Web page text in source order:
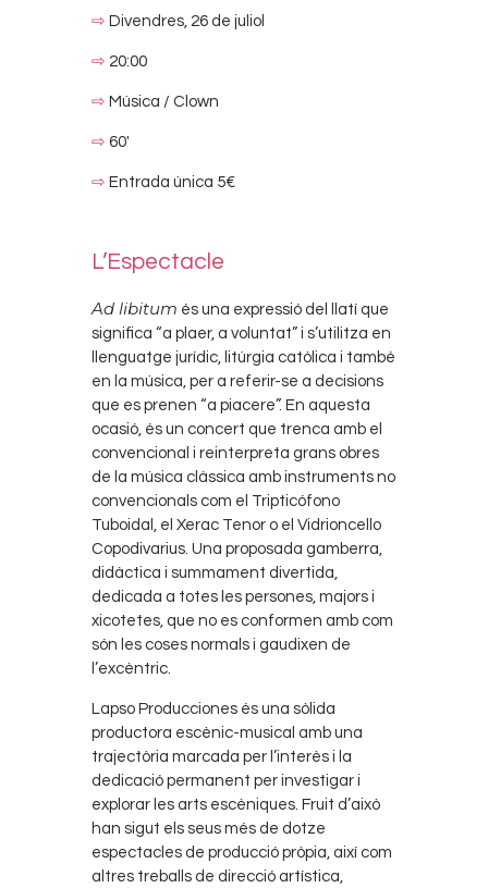
⇨ Divendres, 26 de juliol
⇨ 20:00
⇨ Música / Clown
⇨ 60′
⇨ Entrada única 5€
L’Espectacle
Ad libitum és una expressió del llatí que
significa “a plaer, a voluntat” i s’utilitza en
llenguatge jurídic, litúrgia catòlica i també
en la música, per a referir-se a decisions
que es prenen “a piacere”. En aquesta
ocasió, és un concert que trenca amb el
convencional i reinterpreta grans obres
de la música clàssica amb instruments no
convencionals com el Tripticófono
Tuboidal, el Xerac Tenor o el Vidrioncello
Copodivarius. Una proposada gamberra,
didàctica i summament divertida,
dedicada a totes les persones, majors i
xicotetes, que no es conformen amb com
són les coses normals i gaudixen de
l’excèntric.
Lapso Producciones és una sòlida
productora escènic-musical amb una
trajectòria marcada per l’interès i la
dedicació permanent per investigar i
explorar les arts escèniques. Fruit d’això
han sigut els seus més de dotze
espectacles de producció pròpia, així com
altres treballs de direcció artística,